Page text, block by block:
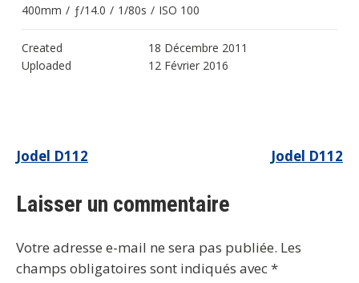
400mm / ƒ/14.0 / 1/80s / ISO 100
Created
18 Décembre 2011
Uploaded
12 Février 2016
Navigation
l’article
Jodel D112 Jodel D112
Laisser un commentaire
Votre adresse e-mail ne sera pas publiée. Les
champs obligatoires sont indiqués avec*